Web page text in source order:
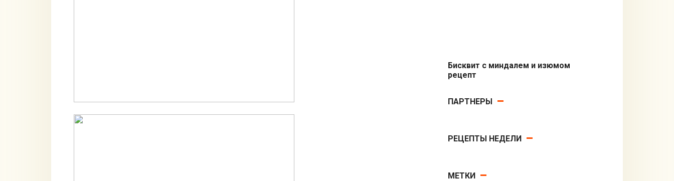
В микроволновке
Бисквит с миндалем и изюмом
рецепт
ПАРТНЕРЫ
РЕЦЕПТЫ НЕДЕЛИ
МЕТКИ